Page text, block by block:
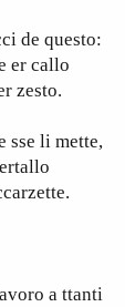
de questo:
er callo
zesto.
sse li mette,
a ttanti